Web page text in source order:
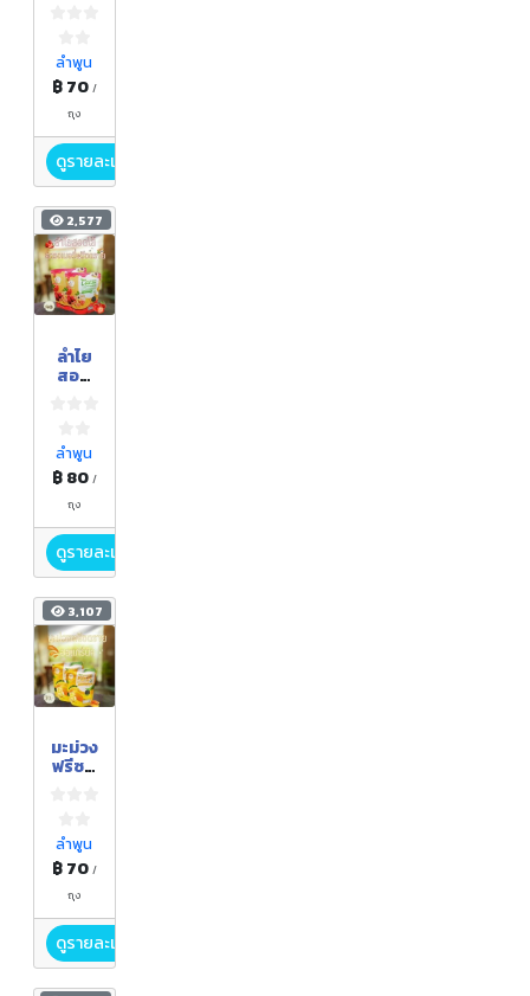
ลำพูน
฿ 70 /
ถุง
ดูรายละเอียด
2,577
ลำไย
สอด
ซดราย
ลำพูน
฿ 80 /
ถุง
ดูรายละเอียด
3,107
มะม่วง
ฟรีซด
ลำพูน
฿ 70 /
ถุง
ดูรายละเอียด